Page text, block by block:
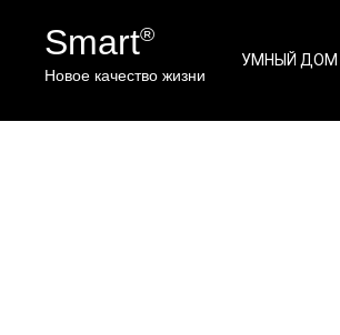
Smart®
Новое качество жизни
УМНЫЙ ДОМ